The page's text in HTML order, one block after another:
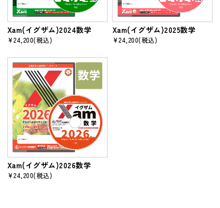
Xam(イグザム)2024数学
¥24,200(税込)
Xam(イグザム)2025数学
¥24,200(税込)
Xam(イグザム)2026数学
¥24,200(税込)